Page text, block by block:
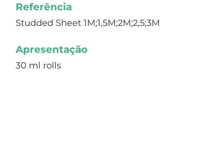
Referência
Studded Sheet 1M;1,5M;2M;2,5;3M
Apresentação
30 ml rolls